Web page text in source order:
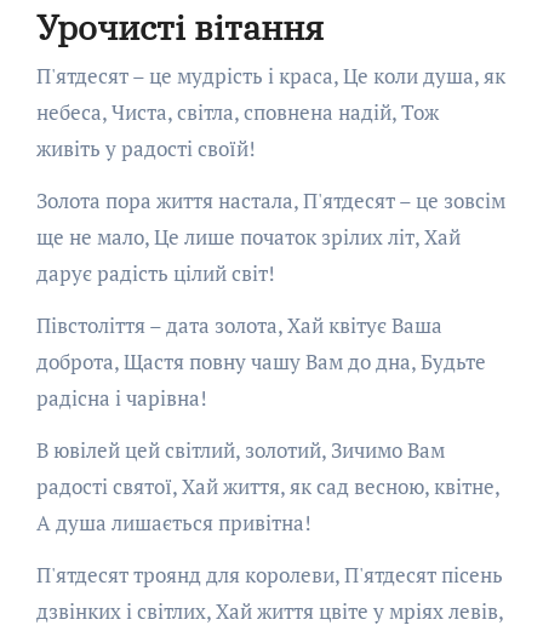
Урочисті вітання
П'ятдесят – це мудрість і краса, Це коли душа, як
небеса, Чиста, світла, сповнена надій, Тож
живіть у радості своїй!
Золота пора життя настала, П'ятдесят – це зовсім
ще не мало, Це лише початок зрілих літ, Хай
дарує радість цілий світ!
Півстоліття – дата золота, Хай квітує Ваша
доброта, Щастя повну чашу Вам до дна, Будьте
радісна і чарівна!
В ювілей цей світлий, золотий, Зичимо Вам
радості святої, Хай життя, як сад весною, квітне,
А душа лишається привітна!
П'ятдесят троянд для королеви, П'ятдесят пісень
дзвінких і світлих, Хай життя цвіте у мріях левів,